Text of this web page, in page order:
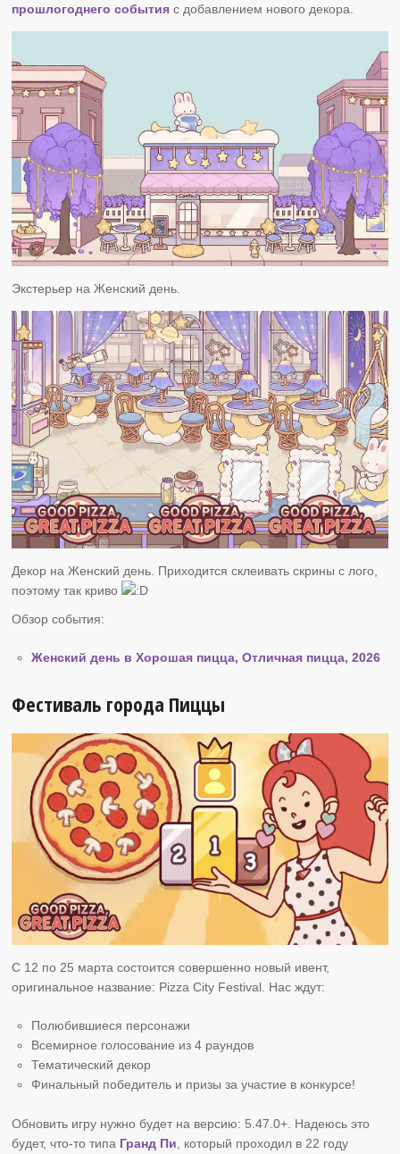
прошлогоднего события с добавлением нового декора.
Экстерьер на Женский день.
Декор на Женский день. Приходится склеивать скрины с лого,
поэтому так криво
Обзор события:
Женский день в Хорошая пицца, Отличная пицца, 2026
Фестиваль города Пиццы
С 12 по 25 марта состоится совершенно новый ивент,
оригинальное название: Pizza City Festival. Нас ждут:
Полюбившиеся персонажи
Всемирное голосование из 4 раундов
Тематический декор
Финальный победитель и призы за участие в конкурсе!
Обновить игру нужно будет на версию: 5.47.0+. Надеюсь это
будет, что-то типа Гранд Пи , который проходил в 22 году